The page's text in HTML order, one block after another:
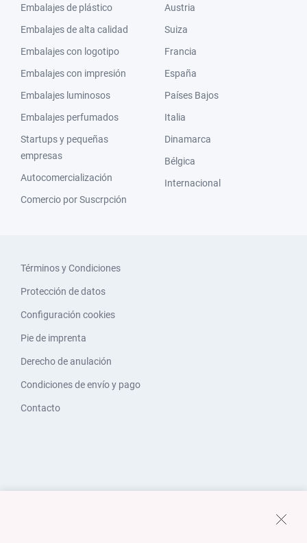
Embalajes de plástico
Embalajes de alta calidad
Embalajes con logotipo
Embalajes con impresión
Embalajes luminosos
Embalajes perfumados
Startups y pequeñas
empresas
Autocomercialización
Comercio por Suscrpción
Austria
Suiza
Francia
España
Países Bajos
Italia
Dinamarca
Bélgica
Internacional
Términos y Condiciones
Protección de datos
Configuración cookies
Pie de imprenta
Derecho de anulación
Condiciones de envío y pago
Contacto